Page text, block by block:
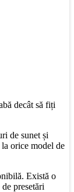
decât să fiți
de sunet și
orice model de
Există o
presetări